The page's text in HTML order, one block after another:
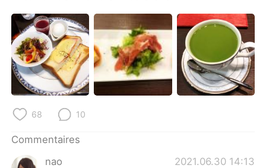
68 10
Commentaires
nao
2021.06.30 14:13